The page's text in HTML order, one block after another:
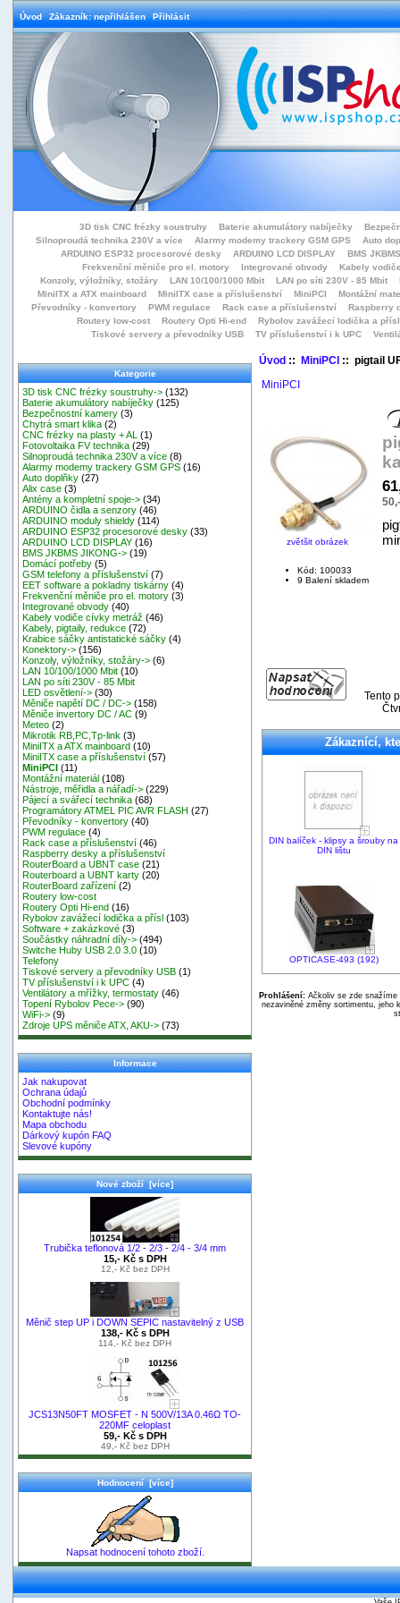
Úvod Zákazník: nepřihlášen Přihlásit
3D tisk CNC frézky soustruhy Baterie akumulátory nabíječky
Silnoproudá technika 230V a více
Alarmy modemy trackery GSM GPS
Auto
ARDUINO ESP32 procesorové desky
ARDUINO LCD DISPLAY
BMS
Frekvenční měniče pro el. motory
Integrované obvody
Kabely
Konzoly, výložníky, stožáry
LAN 10/100/1000 Mbit LAN po síti 230V - 85 Mbit
MiniITX a ATX mainboard
MiniITX case a příslušenství MiniPCI
Montážní
Převodníky - konvertory
PWM regulace Rack case a příslušenství
Raspberry
Routery low-cost
Routery Opti Hi-end
Rybolov zavážecí lodička a přísl
Tiskové servery a převodníky USB
TV příslušenství i k UPC
Kategorie
3D tisk CNC frézky soustruhy-> (132)
Baterie akumulátory nabíječky (125)
Bezpečnostní kamery (3)
Chytrá smart klika (2)
CNC frézky na plasty + AL
(1)
Fotovoltaika FV technika (29)
Silnoproudá technika 230V a více (8)
Alarmy modemy trackery GSM GPS (16)
Auto doplňky (27)
Alix case (3)
Antény a kompletní spoje-> (34)
ARDUINO čidla a senzory (46)
ARDUINO moduly shieldy (114)
ARDUINO ESP32 procesorové desky (33)
ARDUINO LCD DISPLAY (16)
BMS JKBMS JIKONG-> (19)
Domácí potřeby (5)
GSM telefony a příslušenství (7)
EET software a pokladny tiskárny (4)
Frekvenční měniče pro el. motory (3)
Integrované obvody (40)
Kabely vodiče cívky metráž (46)
Kabely, pigtaily, redukce (72)
Krabice sáčky antistatické sáčky (4)
Konektory-> (156)
Konzoly, výložníky, stožáry-> (6)
LAN 10/100/1000 Mbit (10)
LAN po síti 230V - 85 Mbit
LED osvětlení-> (30)
Měniče napětí DC / DC-> (158)
Měniče invertory DC / AC (9)
Meteo (2)
Mikrotik RB,PC,Tp-link (3)
MiniITX a ATX mainboard (10)
MiniITX case a příslušenství (57)
MiniPCI (11)
Montážní materiál (108)
Nástroje, měřidla a nářadí-> (229)
Pájecí a svářecí technika (68)
Programátory ATMEL PIC AVR FLASH (27)
Převodníky - konvertory (40)
PWM regulace (4)
Rack case a příslušenství (46)
Raspberry desky a příslušenství
RouterBoard a UBNT case (21)
Routerboard a UBNT karty (20)
RouterBoard zařízení (2)
Routery low-cost
Routery Opti Hi-end (16)
Rybolov zavážecí lodička a přísl (103)
Software + zakázkové (3)
Součástky náhradní díly-> (494)
Switche Huby USB 2.0 3.0 (10)
Telefony
Tiskové servery a převodníky USB (1)
TV příslušenství i k UPC (4)
Ventilátory a mřížky, termostaty (46)
Topení Rybolov Pece-> (90)
WiFi-> (9)
Zdroje UPS měniče ATX, AKU-> (73)
Informace
Jak nakupovat
Ochrana údajů
Obchodní podmínky
Kontaktujte nás!
Mapa obchodu
Dárkový kupón FAQ
Slevové kupóny
Nové zboží [více]
Trubička teflonová 1/2 - 2/3 - 2/4 - 3/4 mm
15,- Kč s DPH
12,- Kč bez DPH
Měnič step UP i DOWN SEPIC nastavitelný z USB
138,- Kč s DPH
114,- Kč bez DPH
JCS13N50FT MOSFET - N 500V/13A 0.46Ω TO-
220MF celoplast
59,- Kč s DPH
49,- Kč bez DPH
Hodnocení [více]
Napsat hodnocení tohoto zboží.
Úvod:: MiniPCI:: pigtail
MiniPCI
zvětšit obrázek
Kód: 100033
9 Balení skladem
Tento
Zákaznící,
DIN balíček - klipsy a šrouby na
DIN lištu
OPTICASE-493 (192)
Prohlášení:Ačkoliv se zde snažíme
nezaviněné změny sortimentu, jeho